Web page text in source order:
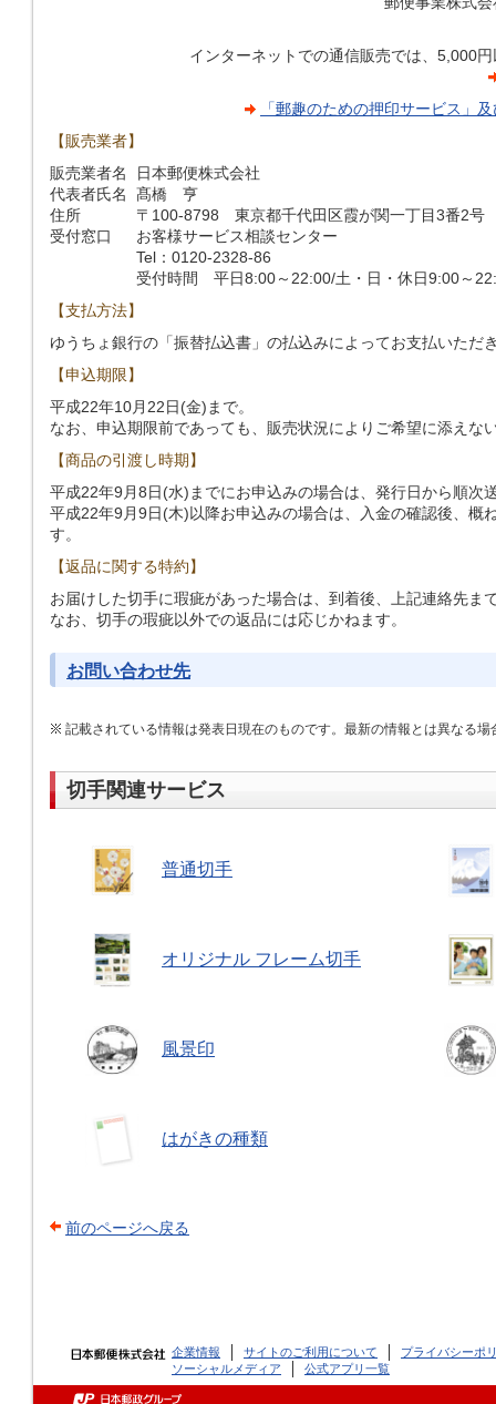
インターネットでの通信販売では、5,000
「郵趣のための押印サービス」
【販売業者】
販売業者名
日本郵便株式会社
代表者氏名 髙橋 亨
住所
〒100-8798 東京都千代田区霞が関一丁目3番2号
受付窓口
お客様サービス相談センター
Tel：0120-2328-86
受付時間 平日8:00～22:00/土・日・休日9:00～
【支払方法】
ゆうちょ銀行の「振替払込書」の払込みによってお支払いただ
【申込期限】
平成22年10月22日(金)まで。
なお、申込期限前であっても、販売状況によりご希望に添えな
【商品の引渡し時期】
平成22年9月8日(水)までにお申込みの場合は、発行日から順次
平成22年9月9日(木)以降お申込みの場合は、入金の確認後、概
す。
【返品に関する特約】
お届けした切手に瑕疵があった場合は、到着後、上記連絡先ま
なお、切手の瑕疵以外での返品には応じかねます。
お問い合わせ先
記載されている情報は発表日現在のものです。最新の情報とは異なる
切手関連サービス
普通切手
オリジナル フレーム切手
風景印
はがきの種類
前のページへ戻る
企業情報 サイトのご利用について
プライバシーポ
ソーシャルメディア
公式アプリ一覧